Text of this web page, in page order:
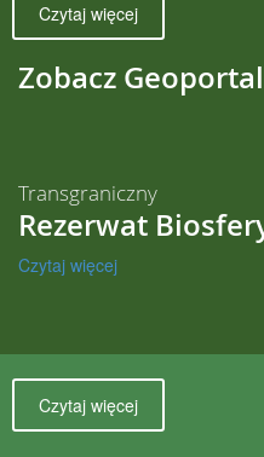
Zobacz
Czytaj więcej
Transgraniczny
Rezerwat
Czytaj więcej
Czytaj więcej